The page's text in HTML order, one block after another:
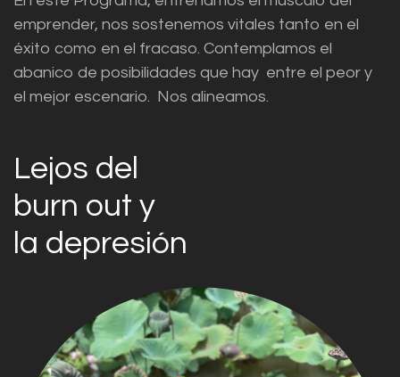
emprender, nos sostenemos vitales tanto en el
éxito como en el fracaso. Contemplamos el
abanico de posibilidades que hay entre el peor y
el mejor escenario. Nos alineamos.
Lejos del
burn out y
la depresión